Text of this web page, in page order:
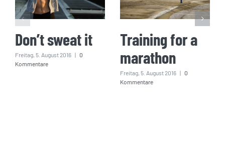
Don’t sweat it
Freitag, 5. August 2016 | 0
Kommentare
Training for a
marathon
Freitag, 5. August 2016 | 0
Kommentare